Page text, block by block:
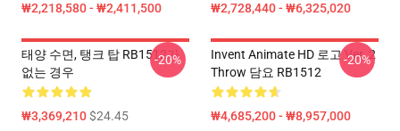
₩2,218,580 - ₩2,411,500 ₩2,728,440 - ₩6,325,020
태양 수면, 탱크 탑 RB1512가
없는 경우
₩3,369,210$24.45
-20%
Invent Animate HD 로고 Ver. 2
Throw 담요 RB1512
₩4,685,200 - ₩8,957,000
-20%